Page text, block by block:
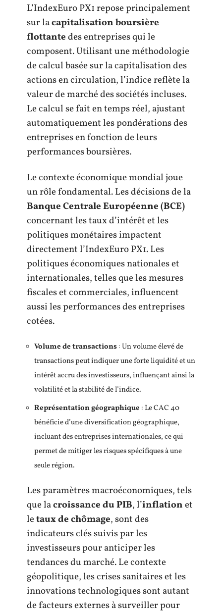
L’IndexEuro PX1 repose principalement
sur lacapitalisation boursière
flottantedes entreprises qui le
composent. Utilisant une méthodologie
de calcul basée sur la capitalisation des
actions en circulation, l’indice reflète la
valeur de marché des sociétés incluses.
Le calcul se fait en temps réel, ajustant
automatiquement les pondérations des
entreprises en fonction de leurs
performances boursières.
Le contexte économique mondial joue
un rôle fondamental. Les décisions de la
Banque Centrale Européenne (BCE)
concernant les taux d’intérêt et les
politiques monétaires impactent
directement l’IndexEuro PX1. Les
politiques économiques nationales et
internationales, telles que les mesures
fiscales et commerciales, influencent
aussi les performances des entreprises
cotées.
Volume de transactions: Un volume élevé de
transactions peut indiquer une forte liquidité et un
intérêt accru des investisseurs, influençant ainsi la
volatilité et la stabilité de l’indice.
Représentation géographique : Le CAC 40
bénéficie d’une diversification géographique,
incluant des entreprises internationales, ce qui
permet de mitiger les risques spécifiques à une
seule région.
Les paramètres macroéconomiques, tels
que lacroissance du PIB, l’inflationet
letaux de chômage, sont des
indicateurs clés suivis par les
investisseurs pour anticiper les
tendances du marché. Le contexte
géopolitique, les crises sanitaires et les
innovations technologiques sont autant
de facteurs externes à surveiller pour